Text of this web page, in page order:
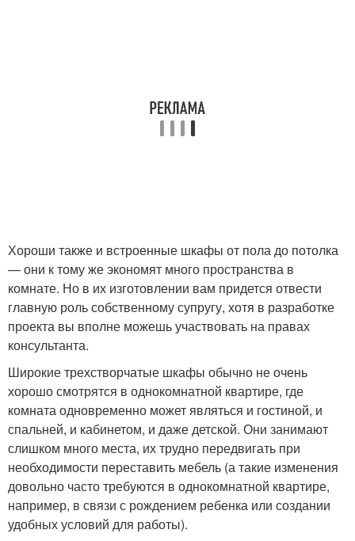
Хороши также и встроенные шкафы от пола до потолка
— они к тому же экономят много пространства в
комнате. Но в их изготовлении вам придется отвести
главную роль собственному супругу, хотя в разработке
проекта вы вполне можешь участвовать на правах
консультанта.
Широкие трехстворчатые шкафы обычно не очень
хорошо смотрятся в однокомнатной квартире, где
комната одновременно может являться и гостиной, и
спальней, и кабинетом, и даже детской. Они занимают
слишком много места, их трудно передвигать при
необходимости переставить мебель (а такие изменения
довольно часто требуются в однокомнатной квартире,
например, в связи с рождением ребенка или создании
удобных условий для работы).